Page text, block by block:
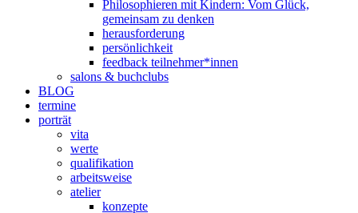
Philosophieren mit Kindern: Vom Glück,
gemeinsam zu denken
herausforderung
persönlichkeit
feedback teilnehmer*innen
salons & buchclubs
BLOG
termine
porträt
vita
werte
qualifikation
arbeitsweise
atelier
konzepte